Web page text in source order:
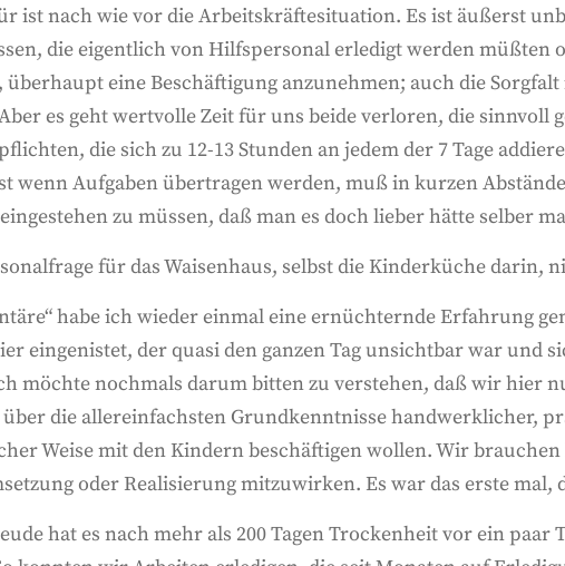
ist nach wie vor die Arbeitskräftesituation. Es ist äußerst
die eigentlich von Hilfspersonal erledigt werden
eine Beschäftigung anzunehmen; auch die
es geht wertvolle Zeit für uns beide verloren, die sinnvoll
die sich zu 12-13 Stunden an jedem der 7 Tage
wenn Aufgaben übertragen werden, muß in kurzen
zu müssen, daß man es doch lieber hätte selber
für das Waisenhaus, selbst die Kinderküche darin,
habe ich wieder einmal eine ernüchternde Erfahrung
eingenistet, der quasi den ganzen Tag unsichtbar war und
möchte nochmals darum bitten zu verstehen, daß wir hier
die allereinfachsten Grundkenntnisse handwerklicher,
Weise mit den Kindern beschäftigen wollen. Wir
oder Realisierung mitzuwirken. Es war das erste mal,
hat es nach mehr als 200 Tagen Trockenheit vor ein